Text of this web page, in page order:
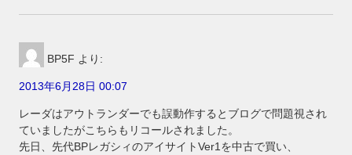
BP5F より:
2013年6月28日 00:07
レーダはアウトランダーでも誤動作するとブログで問題視され
ていましたがこちらもリコールされました。
先日、先代BPレガシィのアイサイトVer1を中古で買い、